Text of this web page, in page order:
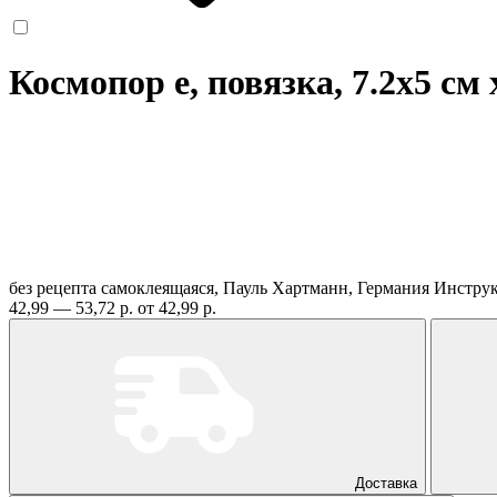
Космопор е, повязка, 7.2х5 см
без рецепта самоклеящаяся, Пауль Хартманн, Германия
42,99 — 53,72 р. от 42,99 р.
Доставка